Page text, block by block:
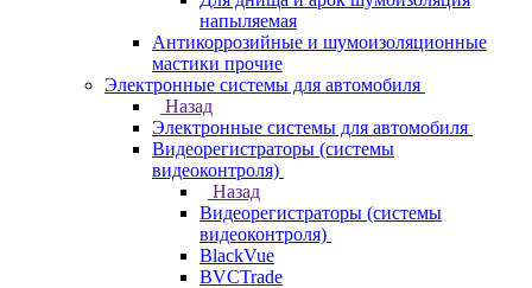
напыляемая
Антикоррозийные и шумоизоляционные
мастики прочие
Электронные системы для автомобиля
Назад
Электронные системы для автомобиля
Видеорегистраторы (системы
видеоконтроля)
Назад
Видеорегистраторы (системы
видеоконтроля)
BlackVue
BVCTrade